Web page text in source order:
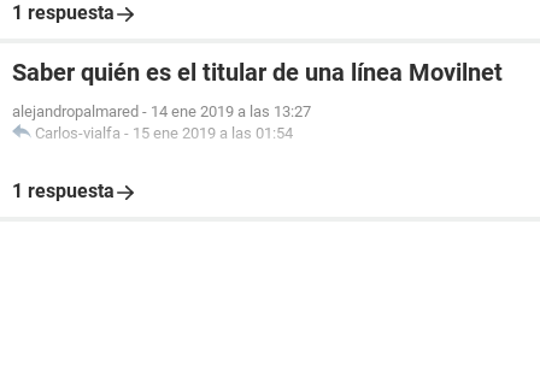
1 respuesta
Saber quién es el titular de una línea Movilnet
alejandropalmared - 14 ene 2019 a las 13:27
Carlos-vialfa - 15 ene 2019 a las 01:54
1 respuesta